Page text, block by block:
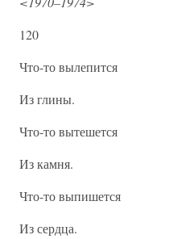
120
Что-то вылепится
Из глины.
Что-то вытешется
Из камня.
Что-то выпишется
Из сердца.